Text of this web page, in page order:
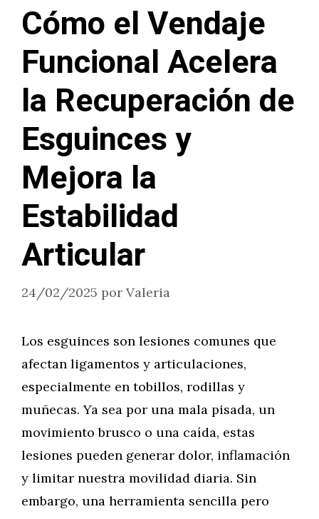
Cómo el Vendaje
Funcional Acelera
la Recuperación de
Esguinces y
Mejora la
Estabilidad
Articular
24/02/2025 por Valeria
Los esguinces son lesiones comunes que
afectan ligamentos y articulaciones,
especialmente en tobillos, rodillas y
muñecas. Ya sea por una mala pisada, un
movimiento brusco o una caída, estas
lesiones pueden generar dolor, inflamación
y limitar nuestra movilidad diaria. Sin
embargo, una herramienta sencilla pero